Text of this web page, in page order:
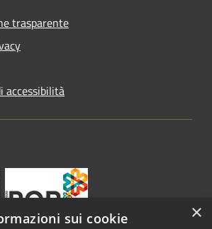
trasparente
accessibilità
×
sui cookie